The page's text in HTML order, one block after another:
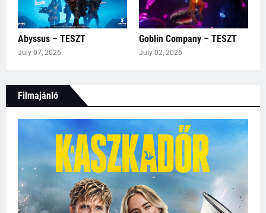
Abyssus – TESZT
July 07, 2026
Goblin Company – TESZT
July 02, 2026
Filmajánló